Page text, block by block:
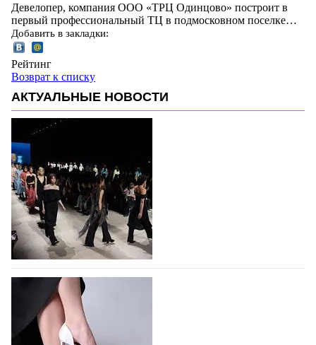
Девелопер, компания ООО «ТРЦ Одинцово» построит в
первый профессиональный ТЦ в подмосковном поселке…
Добавить в закладки:
Рейтинг
Возврат к списку
АКТУАЛЬНЫЕ НОВОСТИ
На участие в Московской неделе моды
подано 1047 заявок
На участие в седьмой Московской неделе моды,